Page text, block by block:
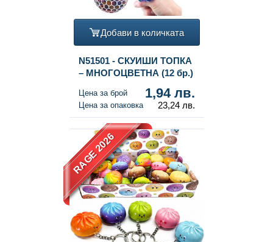
Добави в количката
N51501 - СКУИШИ ТОПКА
– МНОГОЦВЕТНА (12 бр.)
Цена за брой 1,94 лв.
Цена за опаковка 23,24 лв.
RAGE 2026